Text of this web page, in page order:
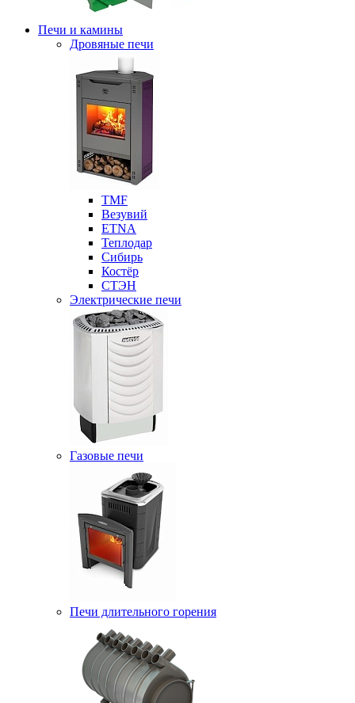
Печи и камины
Дровяные печи
ТМF
Везувий
ETNA
Теплодар
Сибирь
Костёр
СТЭН
Электрические печи
Газовые печи
Печи длительного горения